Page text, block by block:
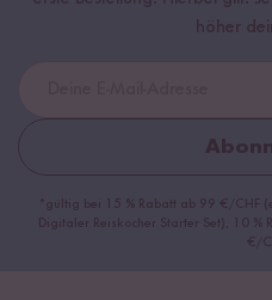
höher
*gültig bei 15 % Rabatt ab 99 €/CHF
Digitaler Reiskocher Starter Set), 10
€/